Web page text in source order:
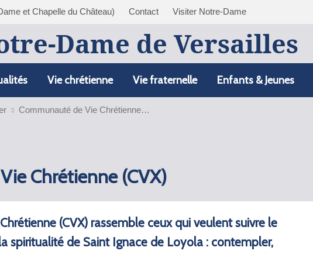
et Chapelle du Château) Contact Visiter Notre-Dame
Dame de Versailles
Vie chrétienne Vie fraternelle Enfants & Jeunes
Communauté de Vie Chrétienne…
Chrétienne (CVX)
(CVX) rassemble ceux qui veulent suivre le
spiritualité de Saint Ignace de Loyola : contempler,